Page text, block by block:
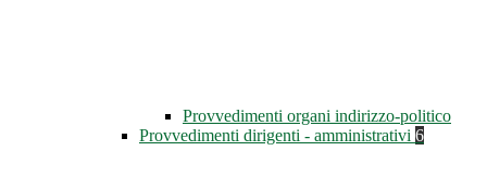
Provvedimenti organi indirizzo-politico
Provvedimenti dirigenti - amministrativi 6